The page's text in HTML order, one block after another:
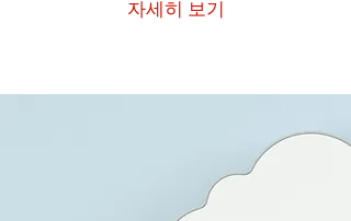
자세히 보기